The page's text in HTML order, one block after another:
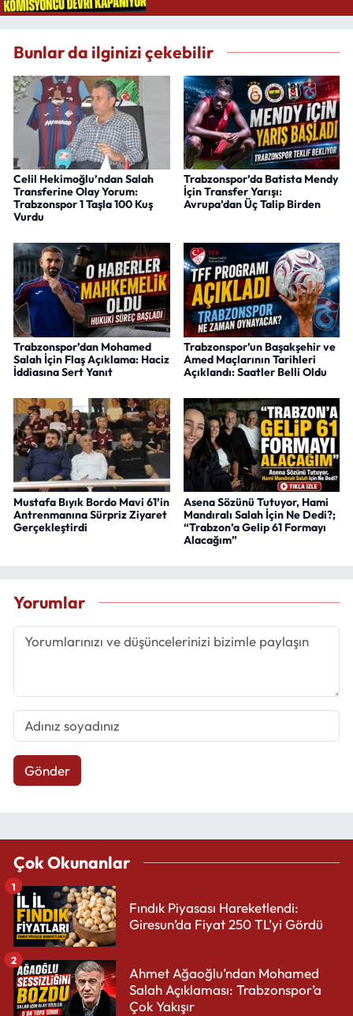
Bunlar da ilginizi çekebilir
Celil Hekimoğlu’ndan Salah
Transferine Olay Yorum:
Trabzonspor 1 Taşla 100 Kuş
Vurdu
Trabzonspor’da Batista Mendy
İçin Transfer Yarışı:
Avrupa’dan Üç Talip Birden
Trabzonspor’dan Mohamed
Salah İçin Flaş Açıklama: Haciz
İddiasına Sert Yanıt
Trabzonspor’un Başakşehir ve
Amed Maçlarının Tarihleri
Açıklandı: Saatler Belli Oldu
Mustafa Bıyık Bordo Mavi 61’in
Antrenmanına Sürpriz Ziyaret
Gerçekleştirdi
Asena Sözünü Tutuyor, Hami
Mandıralı Salah İçin Ne Dedi?;
“Trabzon’a Gelip 61 Formayı
Alacağım”
Yorumlar
Gönder
Çok Okunanlar
Fındık Piyasası Hareketlendi:
Giresun’da Fiyat 250 TL’yi Gördü
1
Ahmet Ağaoğlu’ndan Mohamed
Salah Açıklaması: Trabzonspor’a
Çok Yakışır
2